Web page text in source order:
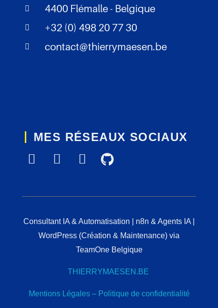
4400 Flémalle - Belgique
+32 (0) 498 20 77 30
contact@thierrymaesen.be
MES RÉSEAUX SOCIAUX
Consultant IA & Automatisation | n8n & Agents IA |
WordPress (Création & Maintenance) via
TeamOne Belgique
THIERRYMAESEN.BE
Mentions Légales – Politique de confidentialité